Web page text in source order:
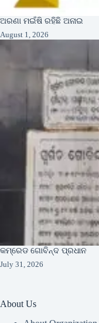
ଅରଣା ମଇଁଷି ରହିଛି ଅନାଇ
August 1, 2026
କମ୍ରେଡ ଗୋବିନ୍ଦ ପ୍ରଧାନ
July 31, 2026
About Us